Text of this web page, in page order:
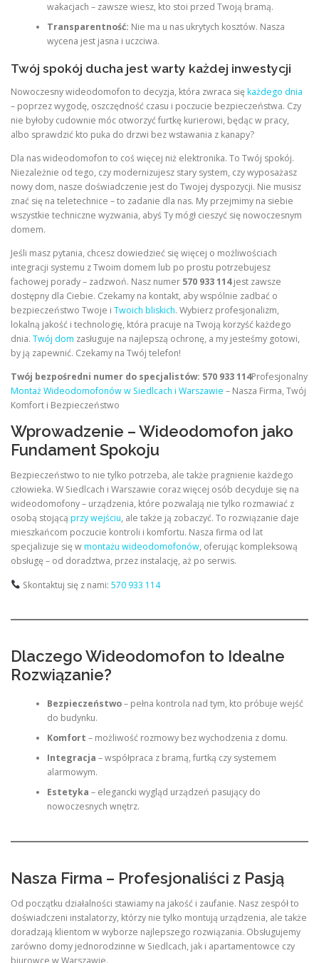
wakacjach – zawsze wiesz, kto stoi przed Twoją bramą.
Transparentność: Nie ma u nas ukrytych kosztów. Nasza
wycena jest jasna i uczciwa.
Twój spokój ducha jest warty każdej inwestycji
Nowoczesny wideodomofon to decyzja, która zwraca siękażdego dnia
– poprzez wygodę, oszczędność czasu i poczucie bezpieczeństwa. Czy
nie byłoby cudownie móc otworzyć furtkę kurierowi, będąc w pracy,
albo sprawdzić kto puka do drzwi bez wstawania z kanapy?
Dla nas wideodomofon to coś więcej niż elektronika. To Twój spokój.
Niezależnie od tego, czy modernizujesz stary system, czy wyposażasz
nowy dom, nasze doświadczenie jest do Twojej dyspozycji. Nie musisz
znać się na teletechnice – to zadanie dla nas. My przejmimy na siebie
wszystkie techniczne wyzwania, abyś Ty mógł cieszyć się nowoczesnym
domem.
Jeśli masz pytania, chcesz dowiedzieć się więcej o możliwościach
integracji systemu z Twoim domem lub po prostu potrzebujesz
fachowej porady – zadzwoń. Nasz numer 570 933 114jest zawsze
dostępny dla Ciebie. Czekamy na kontakt, aby wspólnie zadbać o
bezpieczeństwo Twoje i Twoich bliskich. Wybierz profesjonalizm,
lokalną jakość i technologię, która pracuje na Twoją korzyść każdego
dnia. Twój dom zasługuje na najlepszą ochronę, a my jesteśmy gotowi,
by ją zapewnić. Czekamy na Twój telefon!
Twój bezpośredni numer do specjalistów: 570 933 114Profesjonalny
Montaż Wideodomofonów w Siedlcach i Warszawie – Nasza Firma, Twój
Komfort i Bezpieczeństwo
Wprowadzenie – Wideodomofon jako
Fundament Spokoju
Bezpieczeństwo to nie tylko potrzeba, ale także pragnienie każdego
człowieka. W Siedlcach i Warszawie coraz więcej osób decyduje się na
wideodomofony – urządzenia, które pozwalają nie tylko rozmawiać z
osobą stojącą przy wejściu, ale także ją zobaczyć. To rozwiązanie daje
mieszkańcom poczucie kontroli i komfortu. Nasza firma od lat
specjalizuje się wmontażu wideodomofonów, oferując kompleksową
obsługę – od doradztwa, przez instalację, aż po serwis.
Skontaktuj się z nami: 570 933 114
Dlaczego Wideodomofon to Idealne
Rozwiązanie?
Bezpieczeństwo– pełna kontrola nad tym, kto próbuje wejść
do budynku.
Komfort – możliwość rozmowy bez wychodzenia z domu.
Integracja – współpraca z bramą, furtką czy systemem
alarmowym.
Estetyka – elegancki wygląd urządzeń pasujący do
nowoczesnych wnętrz.
Nasza Firma – Profesjonaliści z Pasją
Od początku działalności stawiamy na jakość i zaufanie. Nasz zespół to
doświadczeni instalatorzy, którzy nie tylko montują urządzenia, ale także
doradzają klientom w wyborze najlepszego rozwiązania. Obsługujemy
zarówno domy jednorodzinne w Siedlcach, jak i apartamentowce czy
biurowce w Warszawie.